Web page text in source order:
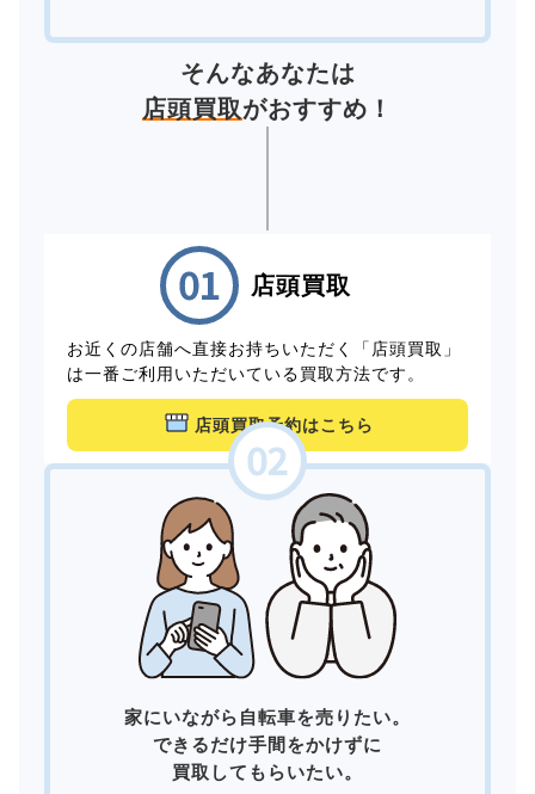
そんなあなたは
店頭買取がおすすめ！
店頭買取
お近くの店舗へ直接お持ちいただく「店頭買取」
は一番ご利用いただいている買取方法です。
店頭買取予約はこちら
家にいながら自転車を売りたい。
できるだけ手間をかけずに
買取してもらいたい。